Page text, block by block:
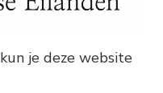
kun je deze website